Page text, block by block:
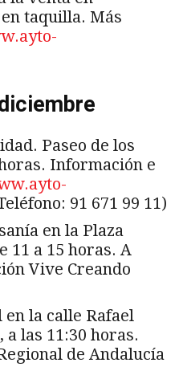
taquilla. Más
Paseo de los
Información e
91 671 99 11)
en la Plaza
11 a 15 horas. A
Vive Creando
en la calle Rafael
a las 11:30 horas.
de Andalucía